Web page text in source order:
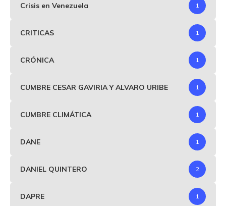
Crisis en Venezuela 1
CRITICAS 1
CRÓNICA 1
CUMBRE CESAR GAVIRIA Y ALVARO URIBE 1
CUMBRE CLIMÁTICA 1
DANE 1
DANIEL QUINTERO 2
DAPRE 1